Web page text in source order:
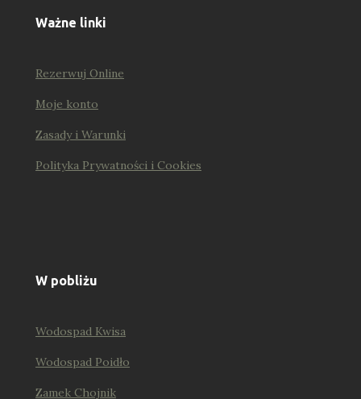
Ważne linki
Rezerwuj Online
Moje konto
Zasady i Warunki
Polityka Prywatności i Cookies
W pobliżu
Wodospad Kwisa
Wodospad Poidło
Zamek Chojnik